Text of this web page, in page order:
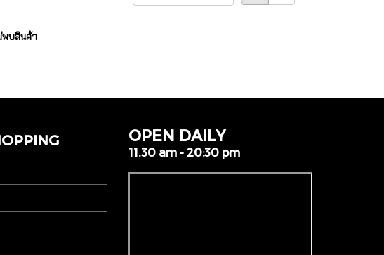
พบสินค้า
OPEN DAILY
11.30 am - 20:30 pm